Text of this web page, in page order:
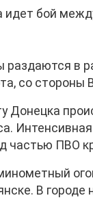
идет бой
в
со стороны
Донецка
частью ПВО
В